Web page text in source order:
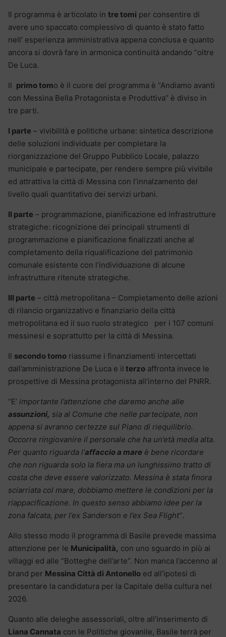
Il programma è articolato in tre tomi per consentire di
avere uno spaccato complessivo di quanto è stato fatto
nell’ esperienza amministrativa appena conclusa e quanto
ancora si dovrà fare in armonica continuità andando “oltre
De Luca.
Il primo tomo è il cuore del programma è “Andiamo avanti
con Messina Bella Protagonista e Produttiva” è diviso in
tre parti.
I parte – vivibilità e politiche urbane: sintetica descrizione
delle soluzioni individuate per completare la
riorganizzazione del Gruppo Pubblico Locale, palazzo
municipale e partecipate, per rendere sempre più vivibile
ed attrattiva la città di Messina con l’innalzamento del
livello quali quantitativo dei servizi urbani.
II parte – programmazione, pianificazione ed infrastrutture
strategiche: ricognizione dei principali strumenti di
programmazione e pianificazione finalizzati anche al
completamento della riqualificazione del patrimonio
comunale esistente con l’individuazione di alcune
infrastrutture ritenute strategiche.
III parte – città metropolitana – Completamento delle azioni
di rilancio organizzativo e finanziario della città
metropolitana ed il suo ruolo strategico per i 107 comuni
messinesi e soprattutto per la città di Messina.
Il secondo tomo riassume i finanziamenti intercettati
dall’amministrazione De Luca e il terzo affronta invece le
prospettive di Messina protagonista all’interno del PNRR.
“E’ importante l’attenzione che daremo anche alle
assunzioni, sia al Comune che nelle partecipate, non
appena si avranno certezze sul Piano di riequilibrio.
Occorre ringiovanire il personale che ha un’età media alta.
Per quanto riguarda l’affaccio a mare è bene ricordare
che non riguarda solo la fiera ma un lunghissimo tratto di
costa che deve essere valorizzato. Messina è stata finora
sciarriata col mare, dobbiamo mettere le condizioni per la
riappacificazione. In questo senso abbiamo idee per la
zona falcata, per l’ex Sanderson e l’ex Sea Flight”.
Allo stesso modo il programma di Basile prevede massima
attenzione per le Municipalità, con uno sguardo in più ai
villaggi ed alle “Botteghe dell’arte”. Non manca l’accenno al
brand per Messina Città di Antonello ed all’ipotesi di
presentare la candidatura per la Capitale della cultura nel
2026.
Quanto alle deleghe assessoriali, oltre all’inserimento di
Liana Cannata con le Politiche giovanile, Basile terrà per